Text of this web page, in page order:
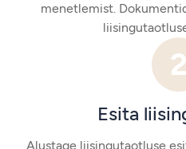
menetlemist.
2
Esita
Alustage liisingutaotluse